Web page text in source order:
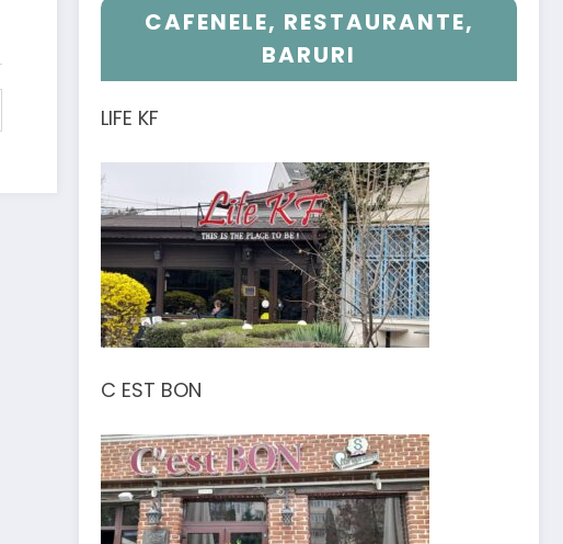
CAFENELE, RESTAURANTE,
BARURI
LIFE KF
C EST BON